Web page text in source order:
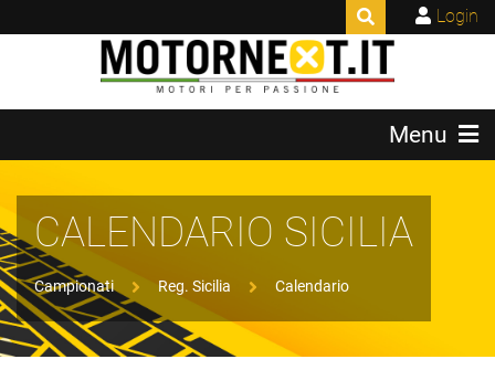
Login
Menu
CALENDARIO SICILIA
Campionati Reg. Sicilia Calendario